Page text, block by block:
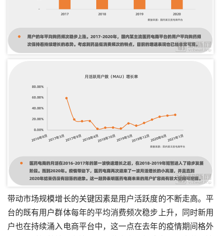
带动市场规模增长的关键因素是用户活跃度的不断走高。平
台的既有用户群体每年的平均消费频次稳步上升，同时新用
户也在持续涌入电商平台中，这一点在去年的疫情期间格外